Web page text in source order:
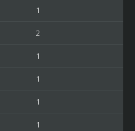
1
2
1
1
1
1